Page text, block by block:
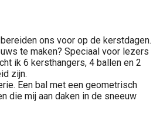
ons voor op de kerstdagen.
te maken? Speciaal voor lezers
ik 6 kersthangers, 4 ballen en 2
zijn.
Een bal met een geometrisch
die mij aan daken in de sneeuw